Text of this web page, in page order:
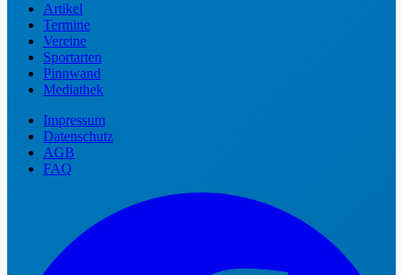
Artikel
Termine
Vereine
Sportarten
Pinnwand
Mediathek
Impressum
Datenschutz
AGB
FAQ